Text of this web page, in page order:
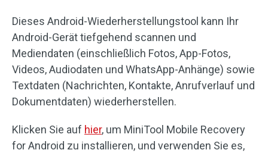
Dieses Android-Wiederherstellungstool kann Ihr
Android-Gerät tiefgehend scannen und
Mediendaten (einschließlich Fotos, App-Fotos,
Videos, Audiodaten und WhatsApp-Anhänge) sowie
Textdaten (Nachrichten, Kontakte, Anrufverlauf und
Dokumentdaten) wiederherstellen.
Klicken Sie auf hier, um MiniTool Mobile Recovery
for Android zu installieren, und verwenden Sie es,